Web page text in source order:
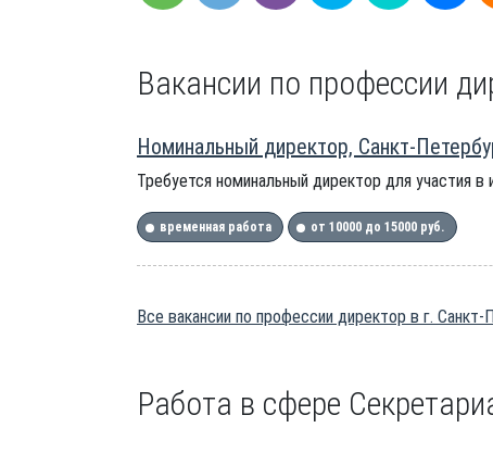
Вакансии по профессии
Номинальный директор, Санкт-
Требуется номинальный директор для участия в
временная работа от 10000 до 15000 руб.
Все вакансии по профессии директор в г. Санкт-
Работа в сфере